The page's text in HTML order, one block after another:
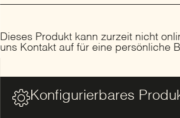
Dieses Produkt kann zurzeit nicht
uns Kontakt auf für eine persönliche
Konfigurierbares